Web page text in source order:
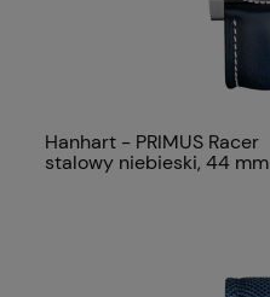
Hanhart - PRIMUS Racer
stalowy niebieski, 44 mm